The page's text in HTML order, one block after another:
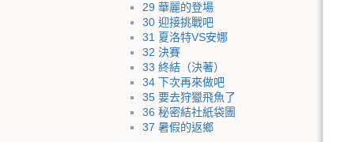
29 華麗的登場
30 迎接挑戰吧
31 夏洛特VS安娜
32 決賽
33 終結（決著）
34 下次再來做吧
35 要去狩獵飛魚了
36 秘密結社紙袋團
37 暑假的返鄉